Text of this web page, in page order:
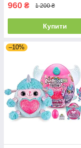
960 ₴ 1 200 ₴
Купити
–10%